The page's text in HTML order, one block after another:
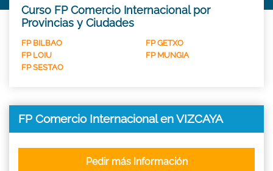
Curso FP Comercio Internacional por
Provincias y Ciudades
FP BILBAO
FP GETXO
FP LOIU
FP MUNGIA
FP SESTAO
FP Comercio Internacional en VIZCAYA
Pedir más Información